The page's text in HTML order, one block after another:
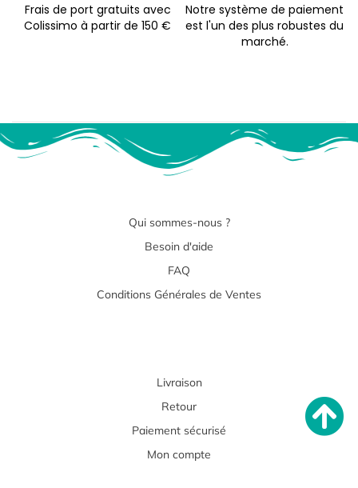
Frais de port gratuits avec
Colissimo à partir de 150 €
Notre système de paiement
est l'un des plus robustes du
marché.
Qui sommes-nous ?
Besoin d'aide
FAQ
Conditions Générales de Ventes
Livraison
Retour
Paiement sécurisé
Mon compte